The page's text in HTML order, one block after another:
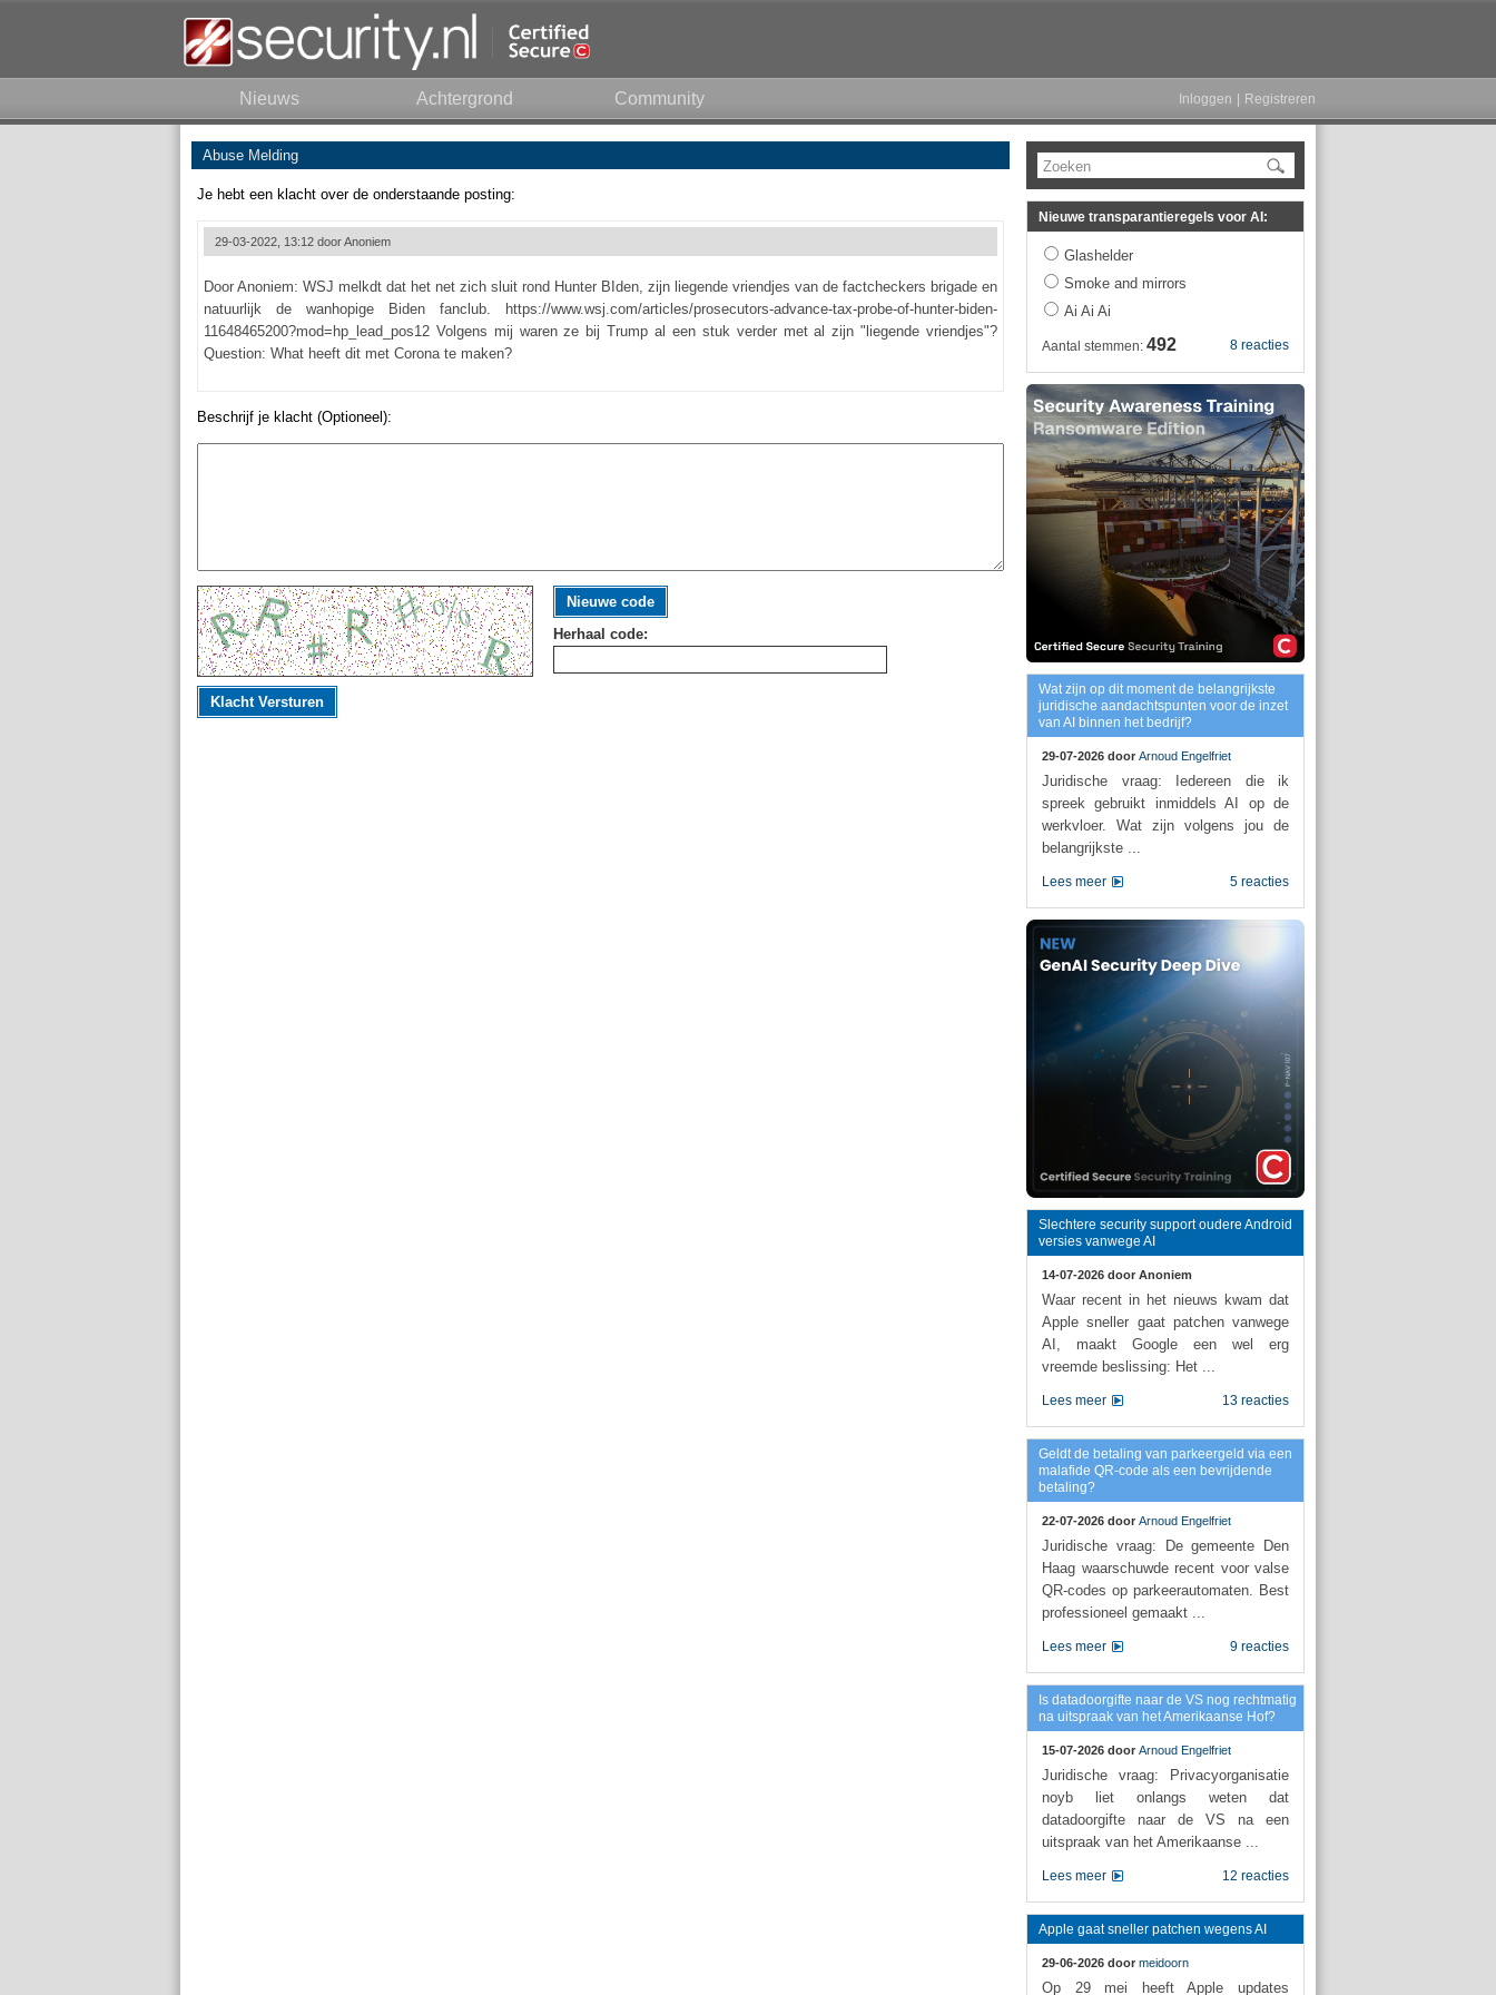
Nieuws Achtergrond Community Inloggen Registreren
Abuse Melding
Je hebt een klacht over de onderstaande posting:
29-03-2022, 13:12 doorAnoniem
Door Anoniem: WSJ melkdt dat het net zich sluit rond Hunter BIden, zijn liegende vriendjes van de factcheckers brigade en
natuurlijk de wanhopige Biden fanclub. https://www.wsj.com/articles/prosecutors-advance-tax-probe-of-hunter-biden-
11648465200?mod=hp_lead_pos12 Volgens mij waren ze bij Trump al een stuk verder met al zijn "liegende vriendjes"?
Question: What heeft dit met Corona te maken?
Beschrijf je klacht (Optioneel):
Nieuwe code
Herhaal code:
Klacht Versturen
Zoeken
Nieuwe transparantieregels voor AI:
Glashelder
Smoke and mirrors
Ai Ai Ai
8 reacties
Aantal stemmen: 492
Wat zijn op dit moment de belangrijkste
juridische aandachtspunten voor de inzet
van AI binnen het bedrijf?
29-07-2026 door Arnoud Engelfriet
Juridische vraag: Iedereen die ik
spreek gebruikt inmiddels AI op de
werkvloer. Wat zijn volgens jou de
belangrijkste ...
5 reacties
Lees meer
Slechtere security support oudere Android
versies vanwege AI
14-07-2026 door Anoniem
Waar recent in het nieuws kwam dat
Apple sneller gaat patchen vanwege
AI, maakt Google een wel erg
vreemde beslissing: Het ...
13 reacties
Lees meer
Geldt de betaling van parkeergeld via een
malafide QR-code als een bevrijdende
betaling?
22-07-2026 door Arnoud Engelfriet
Juridische vraag: De gemeente Den
Haag waarschuwde recent voor valse
QR-codes op parkeerautomaten. Best
professioneel gemaakt ...
9 reacties
Lees meer
Is datadoorgifte naar de VS nog rechtmatig
na uitspraak van het Amerikaanse Hof?
15-07-2026 door Arnoud Engelfriet
Juridische vraag: Privacyorganisatie
noyb liet onlangs weten dat
datadoorgifte naar de VS na een
uitspraak van het Amerikaanse ...
12 reacties
Lees meer
Apple gaat sneller patchen wegens AI
29-06-2026 door meidoorn
Op 29 mei heeft Apple updates